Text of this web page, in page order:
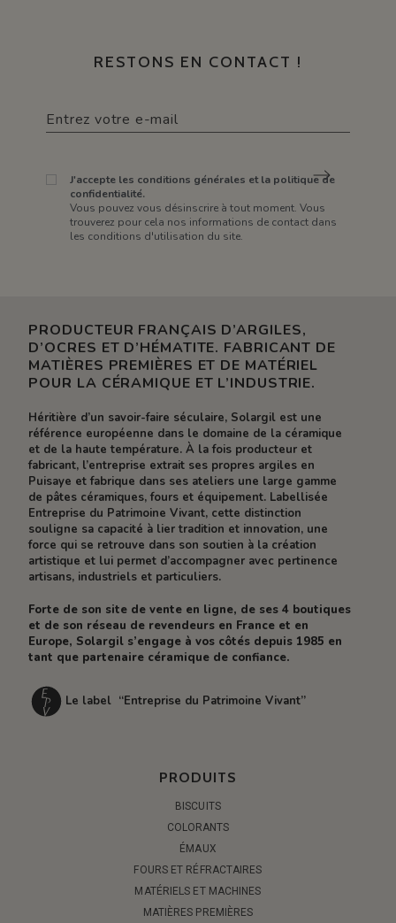
RESTONS EN CONTACT !
J'accepte les conditions générales et la politique de
confidentialité.
Vous pouvez vous désinscrire à tout moment. Vous
trouverez pour cela nos informations de contact dans
les conditions d'utilisation du site.
PRODUCTEUR FRANÇAIS D’ARGILES,
D’OCRES ET D’HÉMATITE. FABRICANT DE
MATIÈRES PREMIÈRES ET DE MATÉRIEL
POUR LA CÉRAMIQUE ET L’INDUSTRIE.
Héritière d’un savoir-faire séculaire, Solargil est une
référence européenne dans le domaine de la céramique
et de la haute température. À la fois producteur et
fabricant, l’entreprise extrait ses propres argiles en
Puisaye et fabrique dans ses ateliers une large gamme
de pâtes céramiques, fours et équipement. Labellisée
Entreprise du Patrimoine Vivant, cette distinction
souligne sa capacité à lier tradition et innovation, une
force qui se retrouve dans son soutien à la création
artistique et lui permet d’accompagner avec pertinence
artisans, industriels et particuliers.
Forte de son site de vente en ligne, de ses 4 boutiques
et de son réseau de revendeurs en France et en
Europe, Solargil s’engage à vos côtés depuis 1985 en
tant que partenaire céramique de confiance.
Le label “Entreprise du Patrimoine Vivant”
PRODUITS
BISCUITS
COLORANTS
ÉMAUX
FOURS ET RÉFRACTAIRES
MATÉRIELS ET MACHINES
MATIÈRES PREMIÈRES